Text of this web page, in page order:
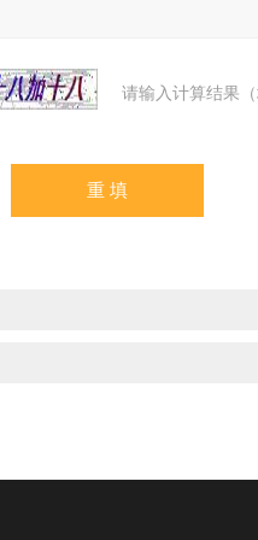
请输入计算结果